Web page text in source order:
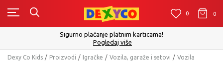
0 0
Click&Collect - Platite karticom Online i preuzmite u prodavnici
izboru
Pogledaj više
Dexy Co Kids Proizvodi Igračke Vozila, garaže i setovi
Vozila